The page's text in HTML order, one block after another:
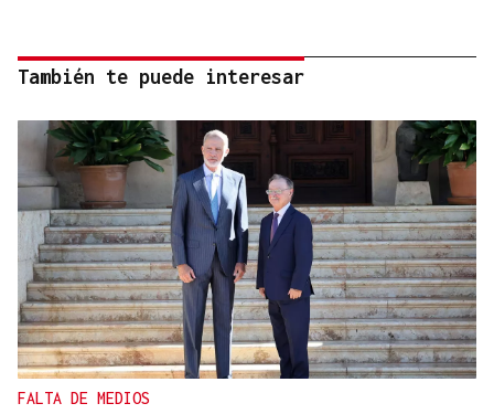
También te puede interesar
FALTA DE MEDIOS